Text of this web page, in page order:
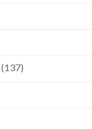
(137)